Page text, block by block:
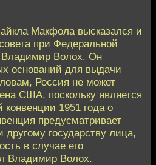
Макфола высказался и
при Федеральной
Владимир Волох. Он
оснований для выдачи
Россия не может
США, поскольку является
1951 года о
предусматривает
государству лица,
в случае его
Владимир Волох.